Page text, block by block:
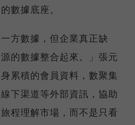
數據底座。
方數據，但企業真正缺
的數據整合起來。」張元
累積的會員資料，數聚集
下渠道等外部資訊，協助
程理解市場，而不是只看